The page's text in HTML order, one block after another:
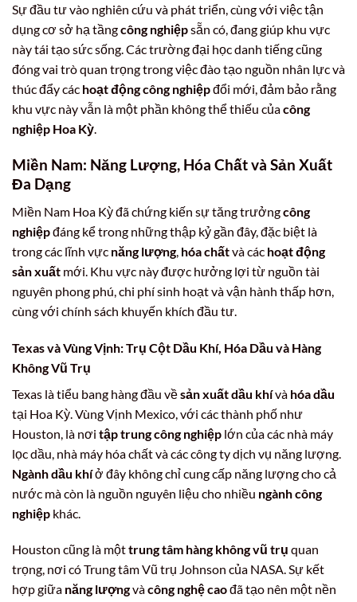
Sự đầu tư vào nghiên cứu và phát triển, cùng với việc tận
dụng cơ sở hạ tầngcông nghiệpsẵn có, đang giúp khu vực
này tái tạo sức sống. Các trường đại học danh tiếng cũng
đóng vai trò quan trọng trong việc đào tạo nguồn nhân lực và
thúc đẩy các hoạt động công nghiệpđổi mới, đảm bảo rằng
khu vực này vẫn là một phần không thể thiếu củacông
nghiệp Hoa Kỳ.
Miền Nam: Năng Lượng, Hóa Chấtvà Sản Xuất
Đa Dạng
Miền Nam Hoa Kỳ đã chứng kiến sự tăng trưởngcông
nghiệpđáng kể trong những thập kỷ gần đây, đặc biệt là
trong các lĩnh vực năng lượng, hóa chấtvà các hoạt động
sản xuất mới. Khu vực này được hưởng lợi từ nguồn tài
nguyên phong phú, chi phí sinh hoạt và vận hành thấp hơn,
cùng với chính sách khuyến khích đầu tư.
Texas và Vùng Vịnh: Trụ Cột Dầu Khí, Hóa Dầu và Hàng
Không Vũ Trụ
Texas là tiểu bang hàng đầu vềsản xuất dầu khívà hóa dầu
tại Hoa Kỳ. Vùng Vịnh Mexico, với các thành phố như
Houston, là nơi tập trung công nghiệp lớn của các nhà máy
lọc dầu, nhà máy hóa chất và các công ty dịch vụ năng lượng.
Ngành dầu khíở đây không chỉ cung cấp năng lượng cho cả
nước mà còn là nguồn nguyên liệu cho nhiều ngành công
nghiệp khác.
Houston cũng là mộttrung tâm hàng không vũ trụ quan
trọng, nơi có Trung tâm Vũ trụ Johnson của NASA. Sự kết
hợp giữa năng lượngvàcông nghệ caođã tạo nên một nền